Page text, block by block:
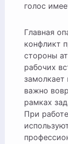
голос
Главная
конфликт
стороны
рабочих
важно
рамках
При